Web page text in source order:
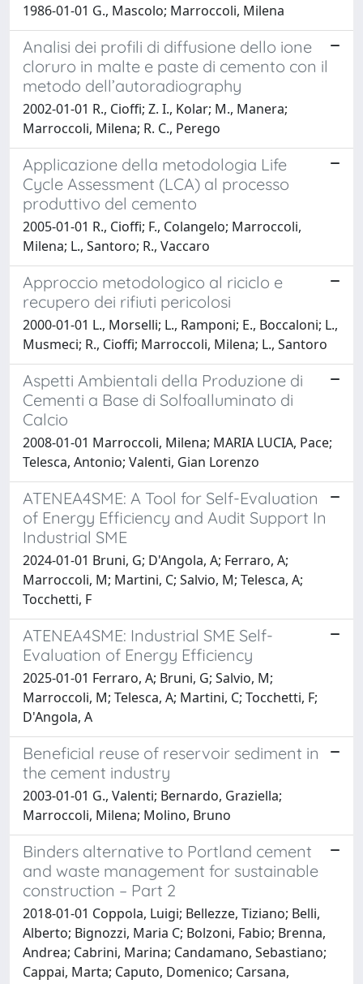
1986-01-01 G., Mascolo; Marroccoli, Milena
Analisi dei profili di diffusione dello ione
cloruro in malte e paste di cemento con il
metodo dell’autoradiography
2002-01-01 R., Cioffi; Z. I., Kolar; M., Manera;
Marroccoli, Milena; R. C., Perego
Applicazione della metodologia Life
Cycle Assessment (LCA) al processo
produttivo del cemento
2005-01-01 R., Cioffi; F., Colangelo; Marroccoli,
Milena; L., Santoro; R., Vaccaro
Approccio metodologico al riciclo e
recupero dei rifiuti pericolosi
2000-01-01 L., Morselli; L., Ramponi; E., Boccaloni; L.,
Musmeci; R., Cioffi; Marroccoli, Milena; L., Santoro
Aspetti Ambientali della Produzione di
Cementi a Base di Solfoalluminato di
Calcio
2008-01-01 Marroccoli, Milena; MARIA LUCIA, Pace;
Telesca, Antonio; Valenti, Gian Lorenzo
ATENEA4SME: A Tool for Self-Evaluation
of Energy Efficiency and Audit Support In
Industrial SME
2024-01-01 Bruni, G; D'Angola, A; Ferraro, A;
Marroccoli, M; Martini, C; Salvio, M; Telesca, A;
Tocchetti, F
ATENEA4SME: Industrial SME Self-
Evaluation of Energy Efficiency
2025-01-01 Ferraro, A; Bruni, G; Salvio, M;
Marroccoli, M; Telesca, A; Martini, C; Tocchetti, F;
D'Angola, A
Beneficial reuse of reservoir sediment in
the cement industry
2003-01-01 G., Valenti; Bernardo, Graziella;
Marroccoli, Milena; Molino, Bruno
Binders alternative to Portland cement
and waste management for sustainable
construction – Part 2
2018-01-01 Coppola, Luigi; Bellezze, Tiziano; Belli,
Alberto; Bignozzi, Maria C; Bolzoni, Fabio; Brenna,
Andrea; Cabrini, Marina; Candamano, Sebastiano;
Cappai, Marta; Caputo, Domenico; Carsana,